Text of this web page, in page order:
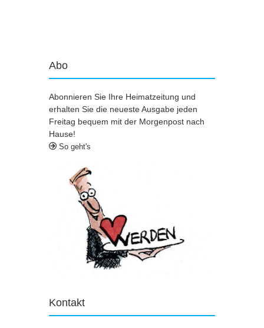
Abo
Abonnieren Sie Ihre Heimatzeitung und
erhalten Sie die neueste Ausgabe jeden
Freitag bequem mit der Morgenpost nach
Hause!
So geht's
Kontakt